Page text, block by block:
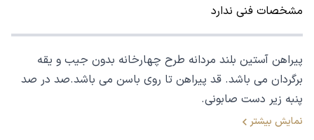
مشخصات فنی ندارد
پیراهن آستین بلند مردانه طرح چهارخانه بدون جیب و یقه
برگردان می باشد. قد پیراهن تا روی باسن می باشد.صد در صد
پنبه زیر دست صابونی.
نمایش بیشتر